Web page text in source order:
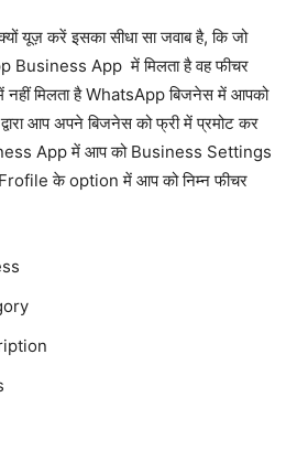
यूज़ करें इसका सीधा सा जवाब है, कि जो
Business App में मिलता है वह फीचर
मिलता है WhatsApp बिजनेस में आपको
आप अपने बिजनेस को फ्री में प्रमोट कर
App में आप को Business Settings
के option में आप को निम्न फीचर